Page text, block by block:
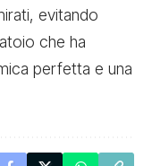
evitando
che ha
perfetta e una